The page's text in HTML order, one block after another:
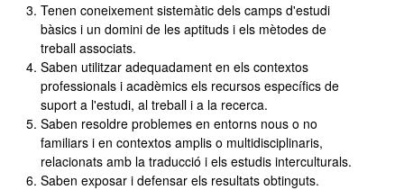
Tenen coneixement sistemàtic dels camps d'estudi
bàsics i un domini de les aptituds i els mètodes de
treball associats.
Saben utilitzar adequadament en els contextos
professionals i acadèmics els recursos específics de
suport a l'estudi, al treball i a la recerca.
Saben resoldre problemes en entorns nous o no
familiars i en contextos amplis o multidisciplinaris,
relacionats amb la traducció i els estudis interculturals.
Saben exposar i defensar els resultats obtinguts.